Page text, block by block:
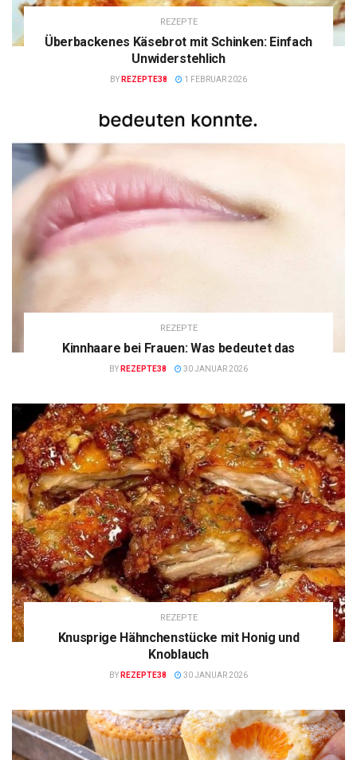
REZEPTE
Überbackenes Käsebrot mit Schinken: Einfach
Unwiderstehlich
BY REZEPTE38 1 FEBRUAR 2026
REZEPTE
Kinnhaare bei Frauen: Was bedeutet das
BY REZEPTE38 30 JANUAR 2026
REZEPTE
Knusprige Hähnchenstücke mit Honig und
Knoblauch
BY REZEPTE38 30 JANUAR 2026